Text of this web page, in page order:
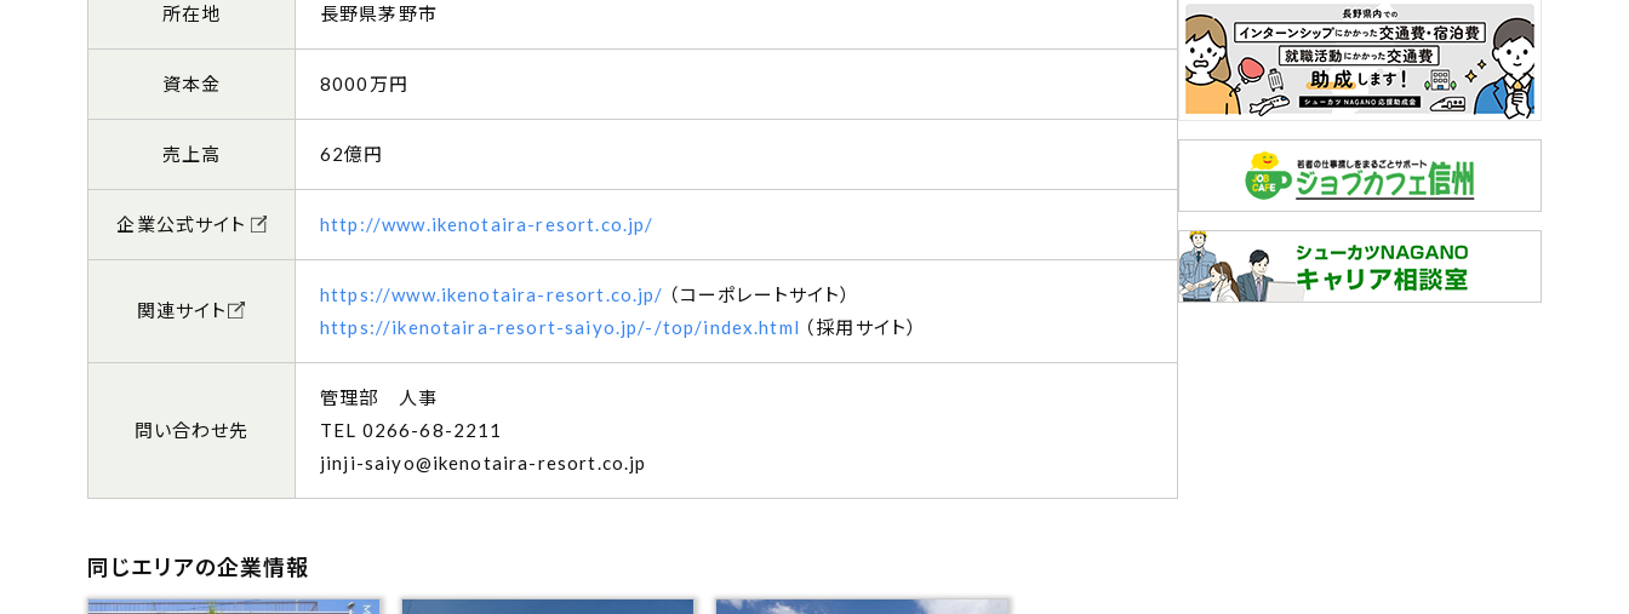
所在地 長野県茅野市
資本金 8000万円
売上高 62億円
企業公式サイト http://www.ikenotaira-resort.co.jp/
関連サイト
https://www.ikenotaira-resort.co.jp/ （コーポレートサイト）
https://ikenotaira-resort-saiyo.jp/-/top/index.html （採用サイト）
問い合わせ先
管理部 人事
0266-68-2211
jinji-saiyo@ikenotaira-resort.co.jp
同じエリアの企業情報